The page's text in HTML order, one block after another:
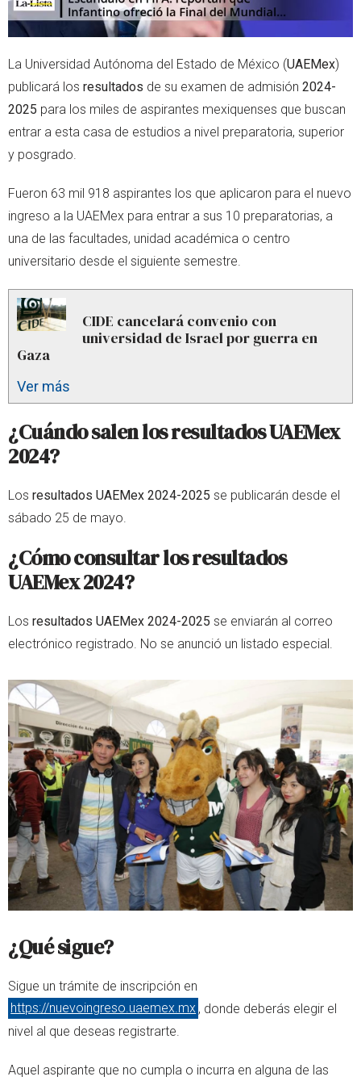
La Universidad Autónoma del Estado de México (UAEMex)
publicará los resultados de su examen de admisión 2024-
2025 para los miles de aspirantes mexiquenses que buscan
entrar a esta casa de estudios a nivel preparatoria, superior
y posgrado.
Fueron 63 mil 918 aspirantes los que aplicaron para el nuevo
ingreso a la UAEMex para entrar a sus 10 preparatorias, a
una de las facultades, unidad académica o centro
universitario desde el siguiente semestre.
CIDE cancelará convenio con
universidad de Israel por guerra en
Gaza
Ver más
¿Cuándo salen los resultados UAEMex
2024?
Los resultados UAEMex 2024-2025 se publicarán desde el
sábado 25 de mayo.
¿Cómo consultar los resultados
UAEMex 2024?
Los resultados UAEMex 2024-2025 se enviarán al correo
electrónico registrado. No se anunció un listado especial.
¿Qué sigue?
Sigue un trámite de inscripción en
https://nuevoingreso.uaemex.mx , donde deberás elegir el
nivel al que deseas registrarte.
Aquel aspirante que no cumpla o incurra en alguna de las